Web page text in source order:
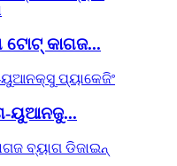
ଟୋଟ୍ କାଗଜ...
ୟୁଆନଜୁ...